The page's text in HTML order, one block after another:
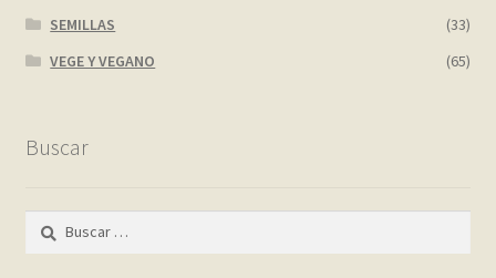
SEMILLAS
(33)
VEGE Y VEGANO
(65)
Buscar
Buscar: